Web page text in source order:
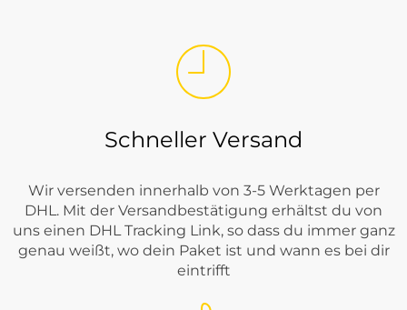
Schneller Versand
Wir versenden innerhalb von 3-5 Werktagen per
DHL. Mit der Versandbestätigung erhältst du von
uns einen DHL Tracking Link, so dass du immer ganz
genau weißt, wo dein Paket ist und wann es bei dir
eintrifft